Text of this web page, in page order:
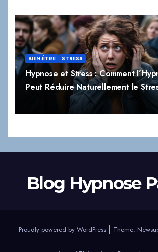
BIEN-ÊTRE STRESS
Hypnose et Stress : Comment
Peut Réduire Naturellement le
Blog Hypnose
Proudly powered by WordPress | Theme: